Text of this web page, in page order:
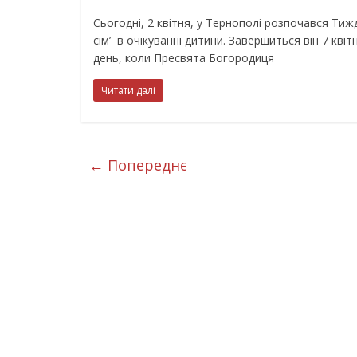
Сьогодні, 2 квітня, у Тернополі розпочався
сім’ї в очікуванні дитини. Завершиться він 7
день, коли Пресвята Богородиця
Читати далі
← Попереднє